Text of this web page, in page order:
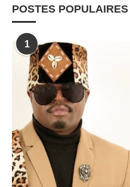
POSTES POPULAIRES
1